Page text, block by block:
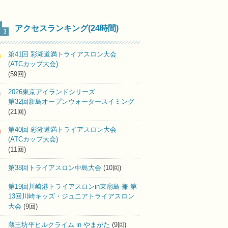
アクセスランキング(24時間)
第41回 彩湖道満トライアスロン大会
(ATCカップ大会)
(59回)
2026東京アイランドシリーズ
第32回新島オープンウォータースイミング
(21回)
第40回 彩湖道満トライアスロン大会
(ATCカップ大会)
(11回)
第38回トライアスロン中島大会 (10回)
第19回川崎港トライアスロンin東扇島 兼 第
13回川崎キッズ・ジュニアトライアスロン
大会 (9回)
蔵王坊平ヒルクライム in やまがた (9回)